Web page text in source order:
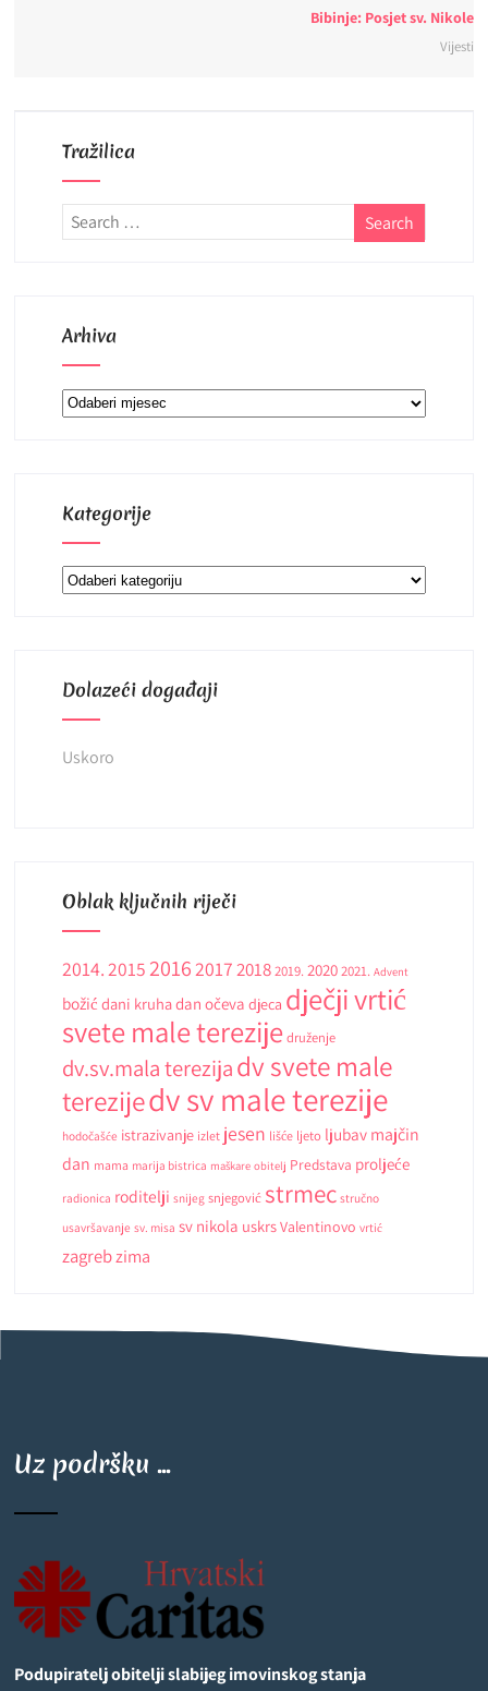
Bibinje: Posjet sv. Nikole
Vijesti
Tražilica
Arhiva
Arhiva
Kategorije
Kategorije
Dolazeći događaji
Uskoro
Oblak ključnih riječi
2014.2015201620172018 2019. 2020 2021. Advent
božić dani kruhadan očeva djeca dječji vrtić
svete male terezije druženje
dv.sv.mala terezijadv svete male
terezijedv sv male terezije
hodočašće istrazivanje izlet jesen lišće ljeto ljubav majčin
dan mama marija bistrica maškare obitelj Predstava proljeće
radionica roditelji snijeg snjegović strmec stručno
usavršavanje sv. misa sv nikola uskrsValentinovo vrtić
zagrebzima
Uz podršku ...
Podupiratelj obitelji slabijeg imovinskog stanja